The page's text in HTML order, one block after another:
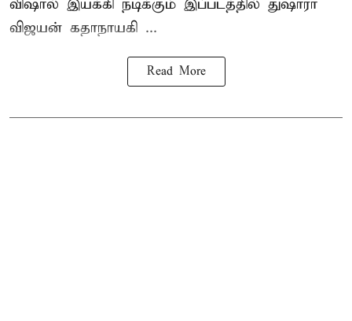
விஷால் இயக்கி நடிக்கும் இப்படத்தில் துஷாரா
விஜயன் கதாநாயகி ...
Read More